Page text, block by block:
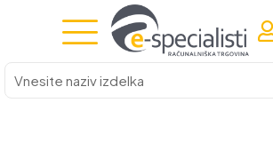
Vnesite
naziv
izdelka